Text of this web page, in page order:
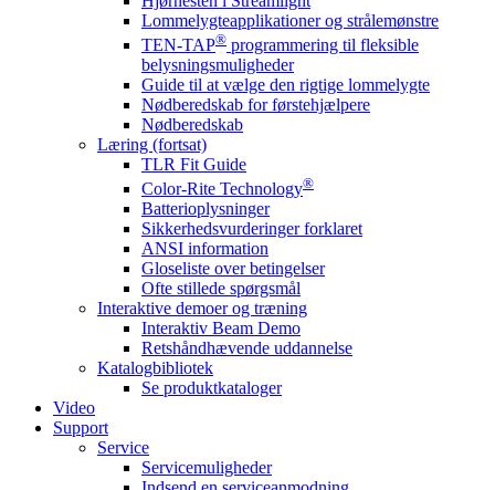
Lommelygteapplikationer og strålemønstre
TEN-TAP® programmering til fleksible
belysningsmuligheder
Guide til at vælge den rigtige lommelygte
Nødberedskab for førstehjælpere
Nødberedskab
Læring (fortsat)
TLR Fit Guide
Color-Rite Technology®
Batterioplysninger
Sikkerhedsvurderinger forklaret
ANSI information
Gloseliste over betingelser
Ofte stillede spørgsmål
Interaktive demoer og træning
Interaktiv Beam Demo
Retshåndhævende uddannelse
Katalogbibliotek
Se produktkataloger
Video
Support
Service
Servicemuligheder